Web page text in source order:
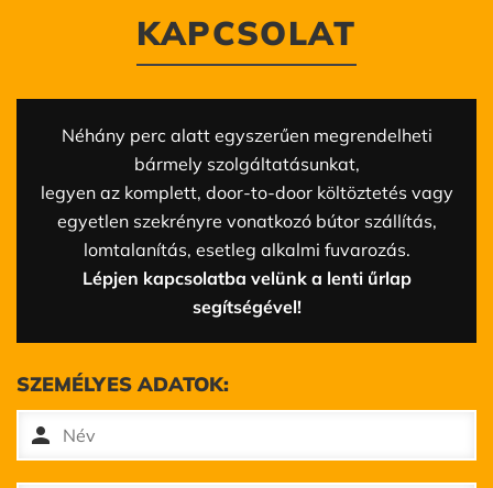
KAPCSOLAT
Néhány perc alatt egyszerűen megrendelheti
bármely szolgáltatásunkat,
legyen az komplett, door-to-door költöztetés vagy
egyetlen szekrényre vonatkozó bútor szállítás,
lomtalanítás, esetleg alkalmi fuvarozás.
Lépjen kapcsolatba velünk a lenti űrlap
segítségével!
SZEMÉLYES ADATOK:
person